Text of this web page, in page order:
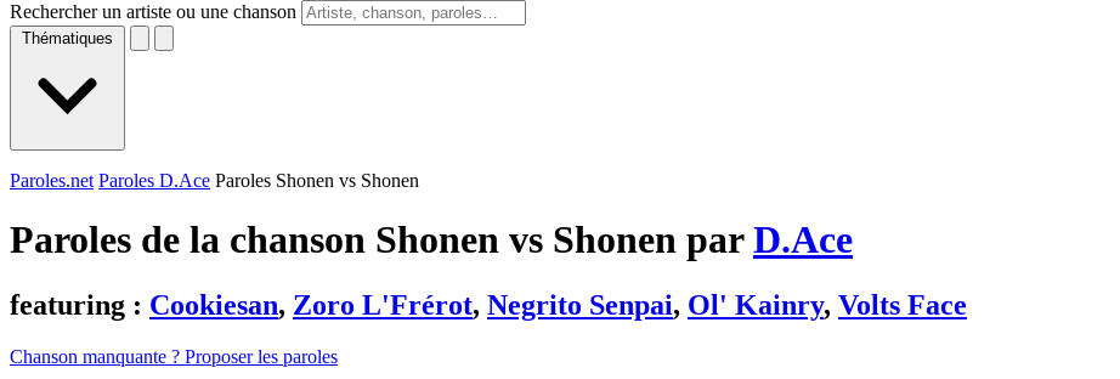
Rechercher un artiste ou une chanson
Thématiques
Paroles.net Paroles D.Ace Paroles Shonen vs Shonen
Paroles de la chanson Shonen vs Shonen parD.Ace
featuring : Cookiesan, Zoro L'Frérot, Negrito Senpai, Ol' Kainry, Volts Face
Chanson manquante ? Proposer les paroles